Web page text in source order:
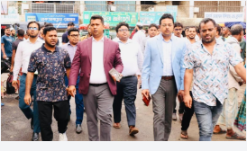
তাঁকে এ পদোন্নতি দিয়ে একই বিভাগের (জ্বালানি ও
খনিজ সম্পদ বিভাগ) সচিব হিসেবে পদায়ন করা হয়।
জনপ্রশাসন মন্ত্রণালয়ের সিনিয়র সহকারী সচিব...